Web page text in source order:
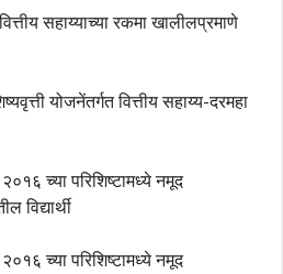
सहाय्याच्या रकमा खालीलप्रमाणे
योजनेंतर्गत वित्तीय सहाय्य-दरमहा
च्या परिशिष्टामध्ये नमूद
विद्यार्थी
च्या परिशिष्टामध्ये नमूद